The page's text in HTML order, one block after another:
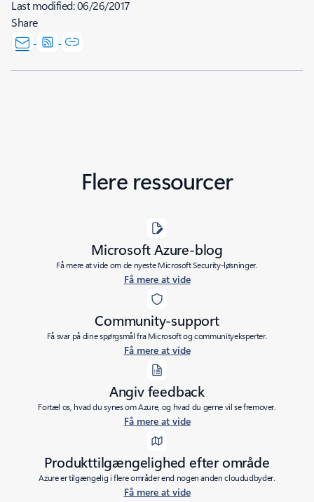
Last modified:06/26/2017
Share
Flere ressourcer
Microsoft Azure-blog
Få mere at vide om de nyeste Microsoft Security-løsninger.
Få mere at vide
Community-support
Få svar på dine spørgsmål fra Microsoft og communityeksperter.
Få mere at vide
Angiv feedback
Fortæl os, hvad du synes om Azure, og hvad du gerne vil se fremover.
Få mere at vide
Produkttilgængelighed efter område
Azure er tilgængelig i flere områder end nogen anden cloududbyder.
Få mere at vide